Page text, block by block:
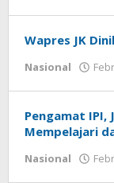
Wapres JK
Nasional
Pengamat IPI,
Mempelajari
Nasional